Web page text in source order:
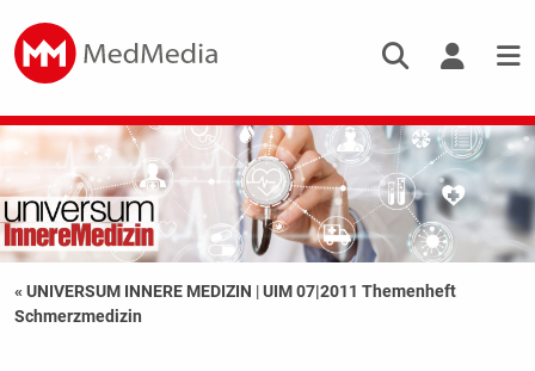
« UNIVERSUM INNERE MEDIZIN |UIM 07|2011 Themenheft
Schmerzmedizin